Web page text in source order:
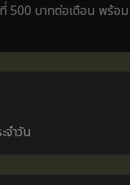
500 บาทต่อเดือน พร้อม
จำวัน